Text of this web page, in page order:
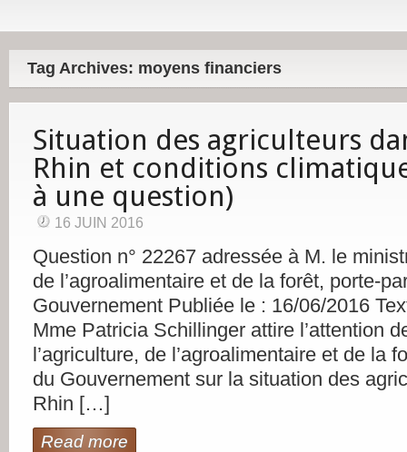
Tag Archives: moyens financiers
Situation des agriculteurs
Rhin et conditions
à une question)
16 JUIN 2016
Question n° 22267 adressée à M. le
de l’agroalimentaire et de la forêt, porte-
Gouvernement Publiée le : 16/06/2016
Mme Patricia Schillinger attire l’attention
l’agriculture, de l’agroalimentaire et de la
du Gouvernement sur la situation des
Rhin […]
Read more